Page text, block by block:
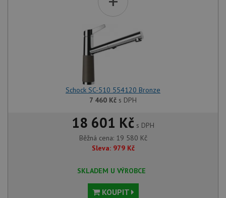
Schock SC-510 554120 Bronze
7 460 Kč s DPH
18 601 Kč s DPH
Běžná cena: 19 580 Kč
Sleva: 979 Kč
SKLADEM U VÝROBCE
KOUPIT